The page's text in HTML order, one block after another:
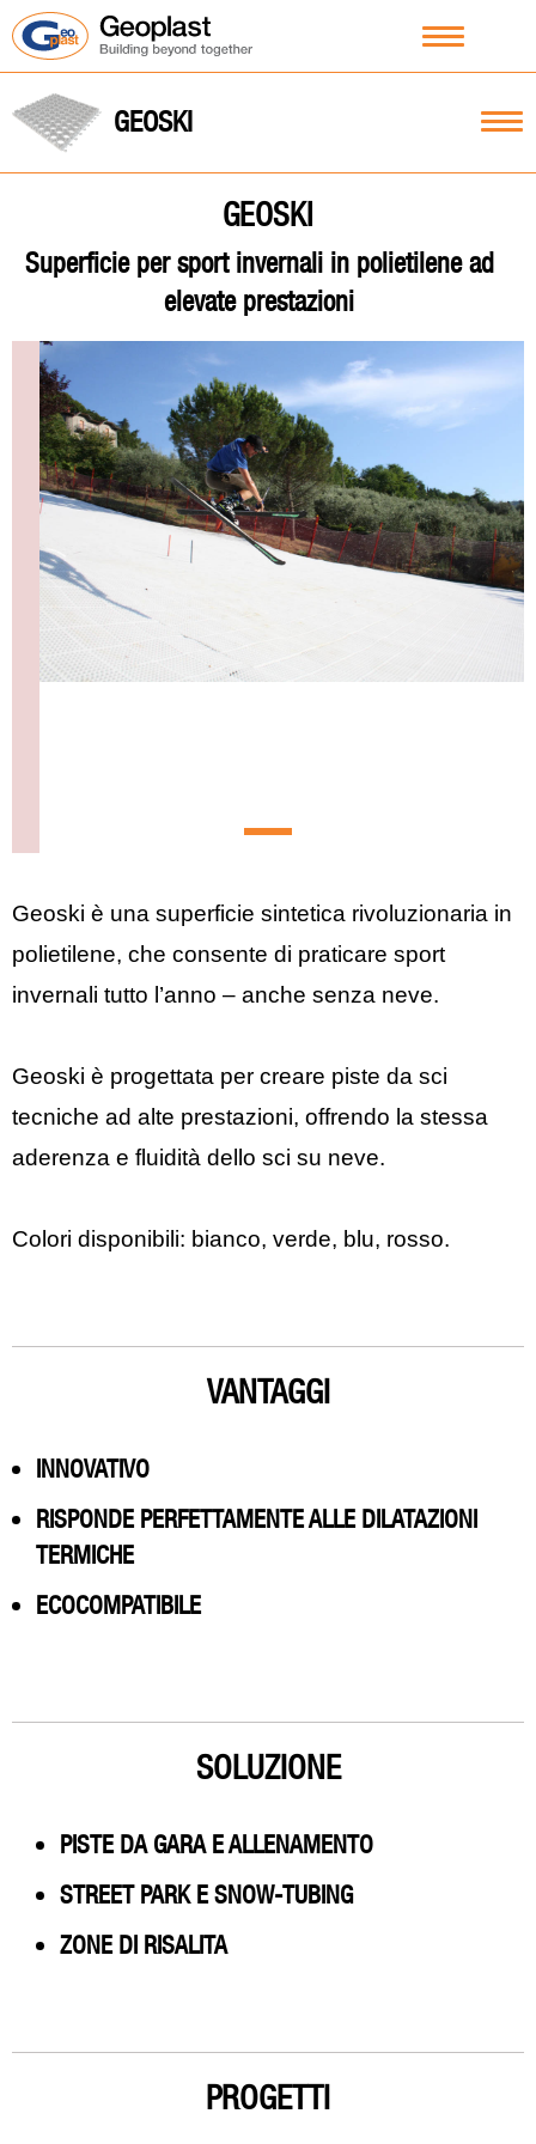
GEOSKI
GEOSKI
Superficie per sport invernali in polietilene ad
elevate prestazioni
Geoski è una superficie sintetica rivoluzionaria in
polietilene, che consente di praticare sport
invernali tutto l’anno – anche senza neve.
Geoski è progettata per creare piste da sci
tecniche ad alte prestazioni, offrendo la stessa
aderenza e fluidità dello sci su neve.
Colori disponibili: bianco, verde, blu, rosso.
VANTAGGI
INNOVATIVO
RISPONDE PERFETTAMENTE ALLE DILATAZIONI
TERMICHE
ECOCOMPATIBILE
SOLUZIONE
PISTE DA GARA E ALLENAMENTO
STREET PARK E SNOW-TUBING
ZONE DI RISALITA
PROGETTI